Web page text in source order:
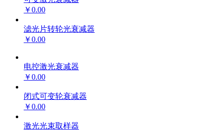
￥0.00
滤光片转轮光衰减器
￥0.00
电控激光衰减器
￥0.00
闭式可变轮衰减器
￥0.00
激光光束取样器